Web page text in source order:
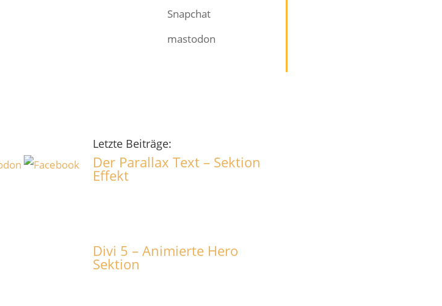
Snapchat
mastodon
Letzte Beiträge:
Der Parallax Text – Sektion
Effekt
Divi 5 – Animierte Hero
Sektion